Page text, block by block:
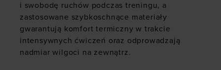
i swobodę ruchów podczas treningu, a
zastosowane szybkoschnące materiały
gwarantują komfort termiczny w trakcie
intensywnych ćwiczeń oraz odprowadzają
nadmiar wilgoci na zewnątrz.